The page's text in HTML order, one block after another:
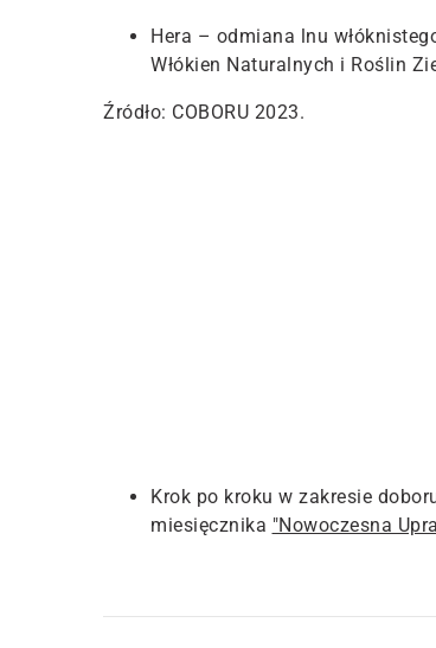
Hera – odmiana lnu
Włókien Naturalnych i Roślin
Źródło: COBORU 2023.
Krok po kroku w zakresie
miesięcznika "Nowoczesna